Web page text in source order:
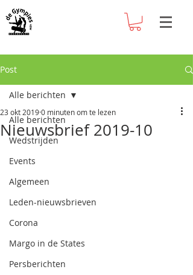
Post
Alle berichten
Wedstrijden
Events
Algemeen
Leden-nieuwsbrieven
Corona
Margo in de States
Persberichten
Alle berichten
Nieuwsbrief 2019-10
23 okt 20190 minuten om te lezen